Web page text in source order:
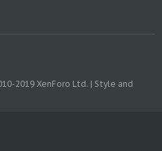
2019 XenForo Ltd. | Style and